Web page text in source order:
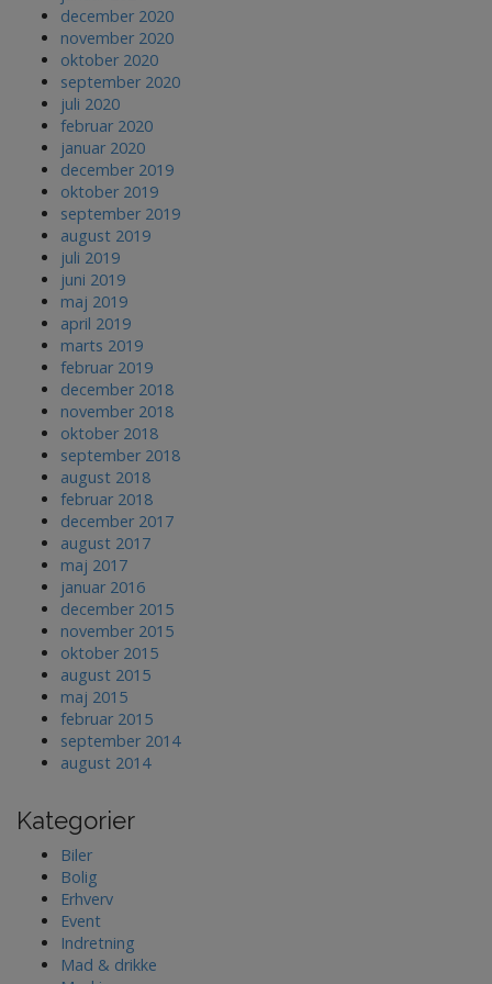
december 2020
november 2020
oktober 2020
september 2020
juli 2020
februar 2020
januar 2020
december 2019
oktober 2019
september 2019
august 2019
juli 2019
juni 2019
maj 2019
april 2019
marts 2019
februar 2019
december 2018
november 2018
oktober 2018
september 2018
august 2018
februar 2018
december 2017
august 2017
maj 2017
januar 2016
december 2015
november 2015
oktober 2015
august 2015
maj 2015
februar 2015
september 2014
august 2014
Kategorier
Biler
Bolig
Erhverv
Event
Indretning
Mad & drikke